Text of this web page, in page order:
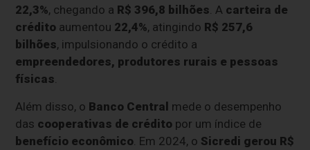
22,3%, chegando a R$ 396,8 bilhões . A carteira de
crédito aumentou 22,4%, atingindo R$ 257,6
bilhões, impulsionando o crédito a
empreendedores, produtores rurais e pessoas
físicas
Além disso, o Banco Central mede o desempenho
das cooperativas de crédito por um índice de
benefício econômico . Em 2024, o Sicredi gerou R$